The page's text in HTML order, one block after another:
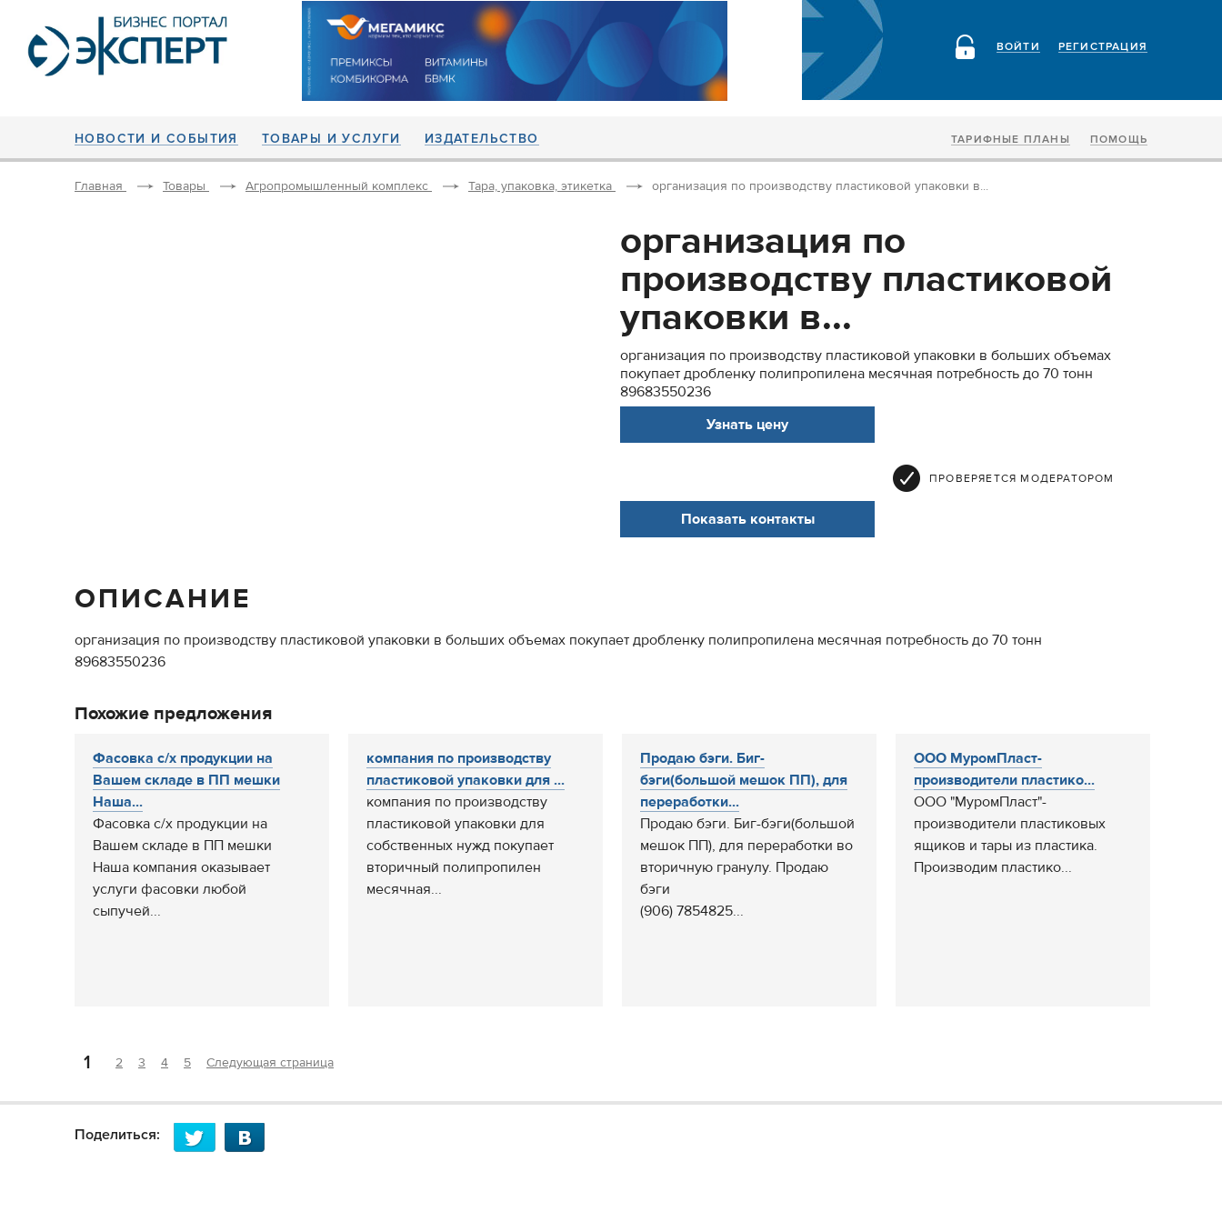
РЕГИСТРАЦИЯ
ВОЙТИ
НОВОСТИ И СОБЫТИЯ ТОВАРЫ И УСЛУГИ ИЗДАТЕЛЬСТВО ТАРИФНЫЕ ПЛАНЫ ПОМОЩЬ
Главная Товары Агропромышленный комплекс Тара, упаковка, этикетка организация по производству пластиковой упаковки в...
организация по
производству пластиковой
упаковки в...
организация по производству пластиковой упаковки в больших объемах
покупает дробленку полипропилена месячная потребность до 70 тонн
89683550236
Узнать цену
ПРОВЕРЯЕТСЯ МОДЕРАТОРОМ
Показать контакты
ОПИСАНИЕ
организация по производству пластиковой упаковки в больших объемах покупает дробленку полипропилена месячная потребность до 70 тонн
89683550236
Похожие предложения
Фасовка с/х продукции на
Вашем складе в ПП мешки
Наша...
Фасовка с/х продукции на
Вашем складе в ПП мешки
Наша компания оказывает
услуги фасовки любой
сыпучей...
компания по производству
пластиковой упаковки для ...
компания по производству
пластиковой упаковки для
собственных нужд покупает
вторичный полипропилен
месячная...
Продаю бэги. Биг-
бэги(большой мешок ПП), для
переработки...
Продаю бэги. Биг-бэги(большой
мешок ПП), для переработки во
вторичную гранулу. Продаю
бэги
(906) 7854825...
ООО МуромПласт-
производители пластико...
ООО "МуромПласт"-
производители пластиковых
ящиков и тары из пластика.
Производим пластико...
1 2 3 4 5 Следующая страница
Поделиться: